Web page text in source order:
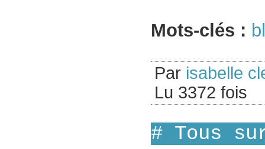
Mots-clés :
Par isabelle
Lu 3372 fois
# Tous